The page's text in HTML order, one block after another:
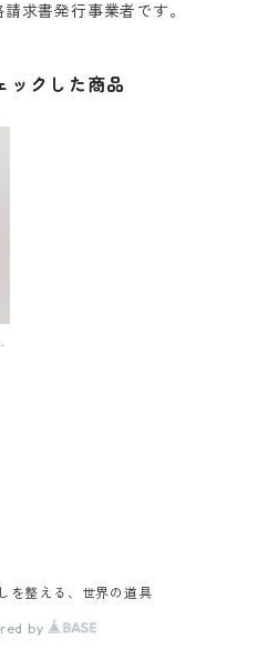
求書発行事業者です。
ックした商品
整える、世界の道具
by